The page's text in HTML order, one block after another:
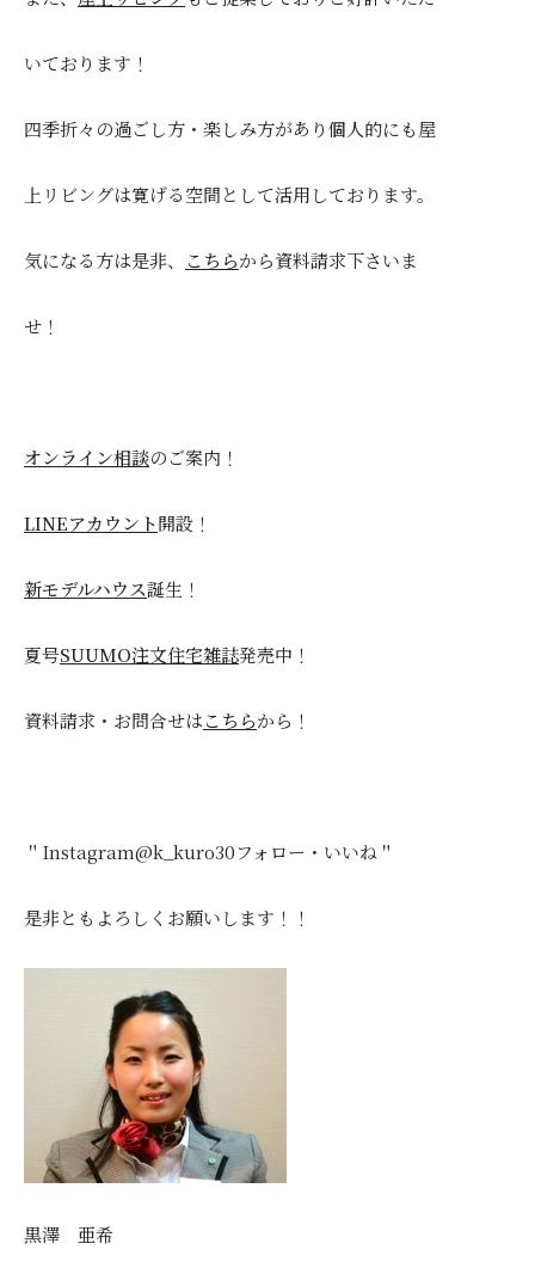
いております！
四季折々の過ごし方・楽しみ方があり個人的にも屋
上リビングは寛げる空間として活用しております。
気になる方は是非、 こちらから資料請求下さいま
せ！
オンライン相談のご案内！
LINEアカウント開設！
新モデルハウス誕生！
夏号SUUMO注文住宅雑誌発売中！
資料請求・お問合せはこちらから！
＂Instagram@k_kuro30フォロー・いいね＂
是非ともよろしくお願いします！！
黒澤 亜希